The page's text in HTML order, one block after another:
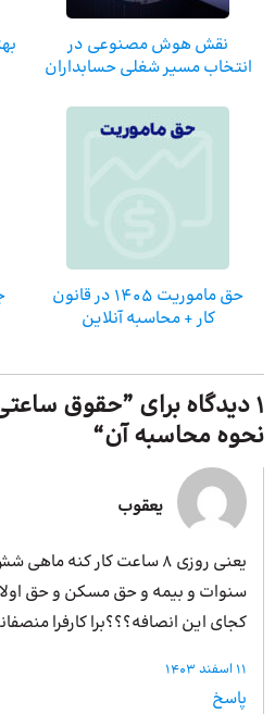
نقش هوش مصنوعی در
انتخاب مسیر شغلی حسابداران
حق ماموریت 1405 در قانون
کار + محاسبه آنلاین
1 دیدگاه برای ”
حقوق
نحوه محاسبه آن“
یعقوب
یعنی روزی ۸ ساعت کار کنه
سنوات و بیمه و حق مسکن و حق
کجای این انصافه؟؟؟برا کارفرا
11 اسفند 1403
پاسخ